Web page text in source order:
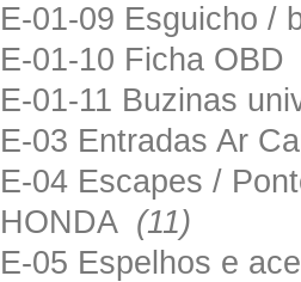
E-01-09 Esguicho /
E-01-10 Ficha OBD
E-01-11 Buzinas
E-03 Entradas Ar
E-04 Escapes /
HONDA (11)
E-05 Espelhos e